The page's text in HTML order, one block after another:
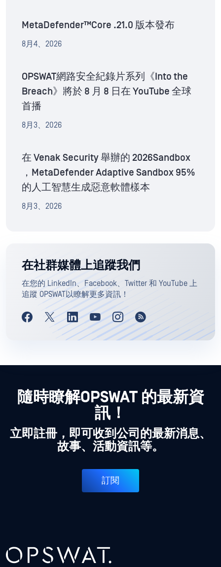
MetaDefender™Core .21.0 版本發布
8月4、2026
OPSWAT網路安全紀錄片系列《Into the
Breach》將於 8 月 8 日在 YouTube 全球
首播
8月3、2026
在 Venak Security 舉辦的 2026Sandbox
，MetaDefender Adaptive Sandbox 95%
的人工智慧生成惡意軟體樣本
8月3、2026
在社群媒體上追蹤我們
在您的 LinkedIn、Facebook、Twitter 和 YouTube 上
追蹤 OPSWAT以瞭解更多資訊！
隨時瞭解OPSWAT 的最新資
訊！
立即註冊，即可收到公司的最新消息、
故事、活動資訊等。
訂閱